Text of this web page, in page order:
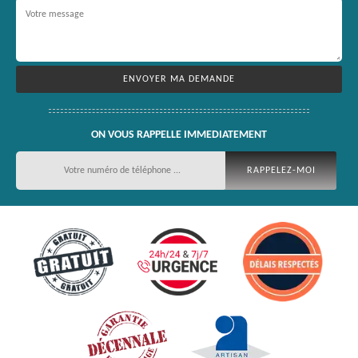
ON VOUS RAPPELLE IMMEDIATEMENT